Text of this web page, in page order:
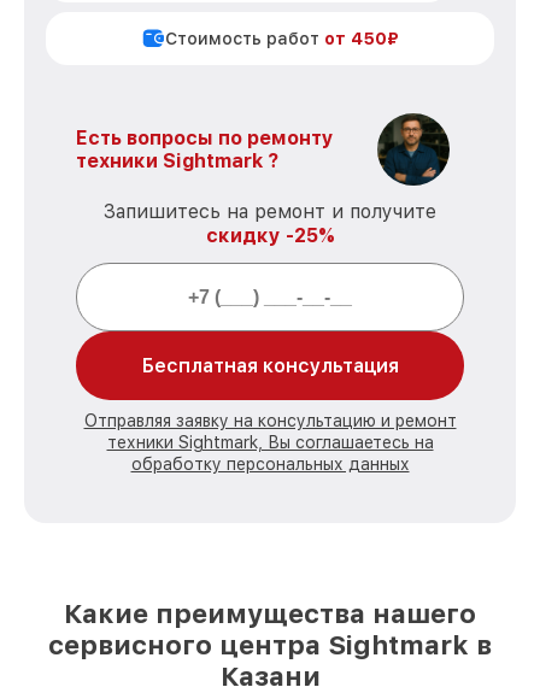
Стоимость работ от 450₽
Есть вопросы по ремонту
техники Sightmark ?
Запишитесь на ремонт и получите
скидку -25%
Бесплатная консультация
Отправляя заявку на консультацию и ремонт
техники Sightmark, Вы соглашаетесь на
обработку персональных данных
Какие преимущества нашего
сервисного центра Sightmark в
Казани